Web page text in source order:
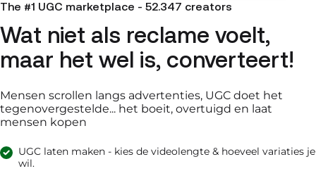
The #1 UGC marketplace - 52.347 creators
Wat niet als reclame voelt,
maar het wel is, converteert!
Mensen scrollen langs advertenties, UGC doet het
tegenovergestelde... het boeit, overtuigd en laat
mensen kopen
UGC laten maken - kies de videolengte & hoeveel variaties je
wil.